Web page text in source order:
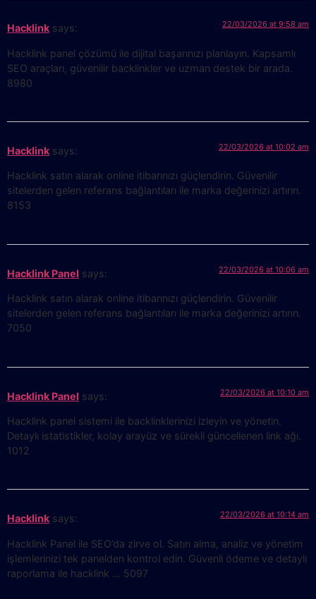
Hacklink says: 22/03/2026 at 9:58 am
Hacklink panel çözümü ile dijital başarınızı planlayın. Kapsamlı
SEO araçları, güvenilir backlinkler ve uzman destek bir arada.
8980
Hacklink says: 22/03/2026 at 10:02 am
Hacklink satın alarak online itibarınızı güçlendirin. Güvenilir
sitelerden gelen referans bağlantıları ile marka değerinizi artırın.
8153
Hacklink Panel says: 22/03/2026 at 10:06 am
Hacklink satın alarak online itibarınızı güçlendirin. Güvenilir
sitelerden gelen referans bağlantıları ile marka değerinizi artırın.
7050
Hacklink Panel says: 22/03/2026 at 10:10 am
Hacklink panel sistemi ile backlinklerinizi izleyin ve yönetin.
Detaylı istatistikler, kolay arayüz ve sürekli güncellenen link ağı.
1012
Hacklink says: 22/03/2026 at 10:14 am
Hacklink Panel ile SEO’da zirve ol. Satın alma, analiz ve yönetim
işlemlerinizi tek panelden kontrol edin. Güvenli ödeme ve detaylı
raporlama ile hacklink … 5097